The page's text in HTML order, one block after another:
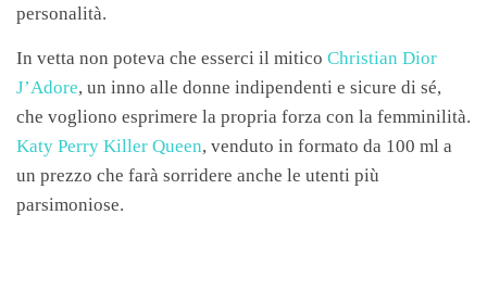
personalità.
In vetta non poteva che esserci il mitico Christian Dior
J’Adore, un inno alle donne indipendenti e sicure di sé,
che vogliono esprimere la propria forza con la femminilità.
Katy Perry Killer Queen, venduto in formato da 100 ml a
un prezzo che farà sorridere anche le utenti più
parsimoniose.